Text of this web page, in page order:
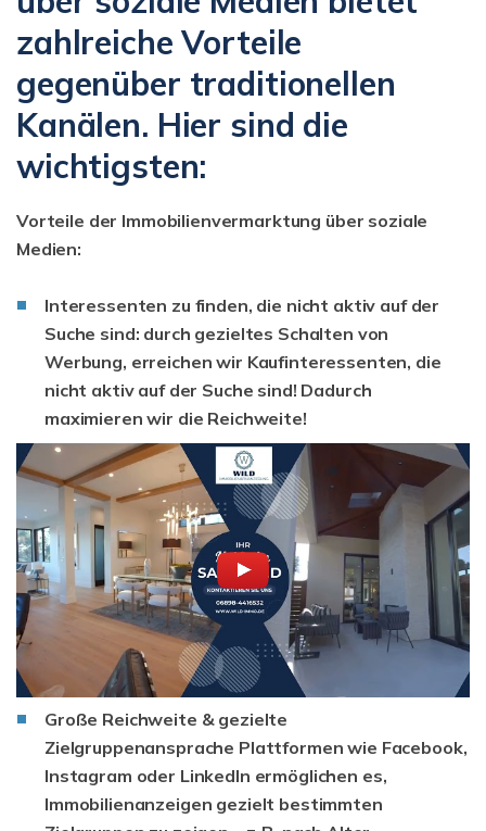
zahlreiche Vorteile
gegenüber traditionellen
Kanälen. Hier sind die
wichtigsten:
Vorteile der Immobilienvermarktung über soziale
Medien:
Interessenten zu finden, die nicht aktiv auf der
Suche sind: durch gezieltes Schalten von
Werbung, erreichen wir Kaufinteressenten, die
nicht aktiv auf der Suche sind! Dadurch
maximieren wir die Reichweite!
Große Reichweite & gezielte
Zielgruppenansprache Plattformen wie Facebook,
Instagram oder LinkedIn ermöglichen es,
Immobilienanzeigen gezielt bestimmten